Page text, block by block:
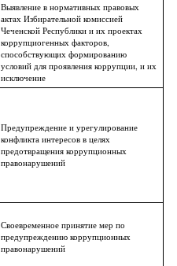
Выявление в нормативных правовых
актах Избирательной комиссией
Чеченской Республики и их проектах
коррупциогенных факторов,
способствующих формированию
условий для проявления коррупции, и их
исключение
Предупреждение и урегулирование
конфликта интересов в целях
предотвращения коррупционных
правонарушений
Своевременное принятие мер по
предупреждению коррупционных
правонарушений